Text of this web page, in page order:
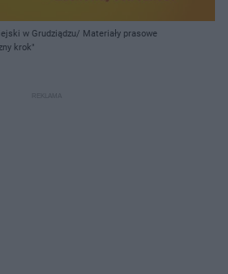
w Grudziądzu/ Materiały prasowe
krok"